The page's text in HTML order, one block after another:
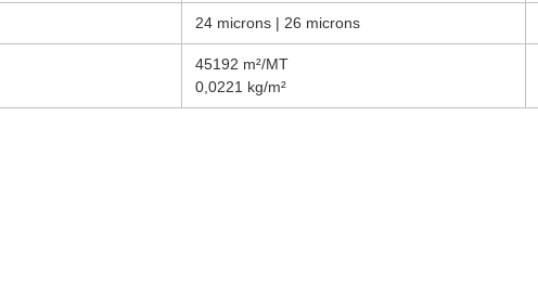
24 microns | 26 microns
45192 m²/MT
0,0221 kg/m²